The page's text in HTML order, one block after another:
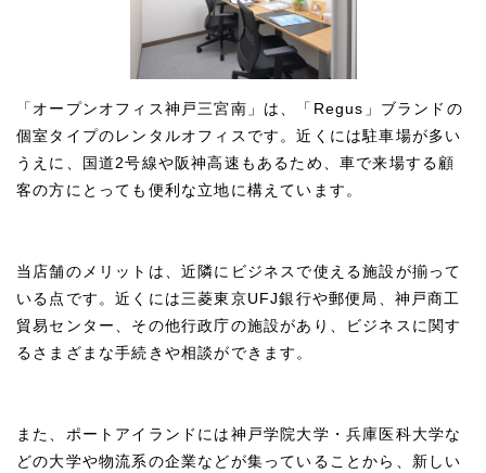
「オープンオフィス神戸三宮南」は、「Regus」ブランドの
個室タイプのレンタルオフィスです。近くには駐車場が多い
うえに、国道2号線や阪神高速もあるため、車で来場する顧
客の方にとっても便利な立地に構えています。
当店舗のメリットは、近隣にビジネスで使える施設が揃って
いる点です。近くには三菱東京UFJ銀行や郵便局、神戸商工
貿易センター、その他行政庁の施設があり、ビジネスに関す
るさまざまな手続きや相談ができます。
また、ポートアイランドには神戸学院大学・兵庫医科大学な
どの大学や物流系の企業などが集っていることから、新しい